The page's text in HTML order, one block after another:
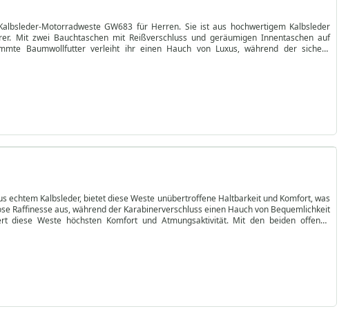
Motorradweste GW683 für Herren. Sie ist aus hochwertigem Kalbsleder
Mit zwei Bauchtaschen mit Reißverschluss und geräumigen Innentaschen auf
Baumwollfutter verleiht ihr einen Hauch von Luxus, während der sichere
Sie noch heute und genießen Sie ein erstklassiges Produkt mit kostenloser
Kalbsleder, bietet diese Weste unübertroffene Haltbarkeit und Komfort, was
Raffinesse aus, während der Karabinerverschluss einen Hauch von Bequemlichkeit
diese Weste höchsten Komfort und Atmungsaktivität. Mit den beiden offenen
beim Fahren. Die von German Wear entworfene und gefertigte Leder-
und Liebe zum Detail. Mit den auffälligen Farben Rot, Weiß oder Schwarz heben
jeder Biker verdient. Rüsten Sie sich aus und steigern Sie Ihr Fahrerlebnis noch